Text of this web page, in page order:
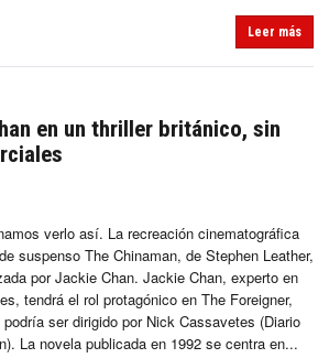
Leer más
en un thriller británico, sin
verlo así. La recreación cinematográfica
suspenso The Chinaman, de Stephen Leather,
por Jackie Chan. Jackie Chan, experto en
tendrá el rol protagónico en The Foreigner,
ser dirigido por Nick Cassavetes (Diario
La novela publicada en 1992 se centra en...